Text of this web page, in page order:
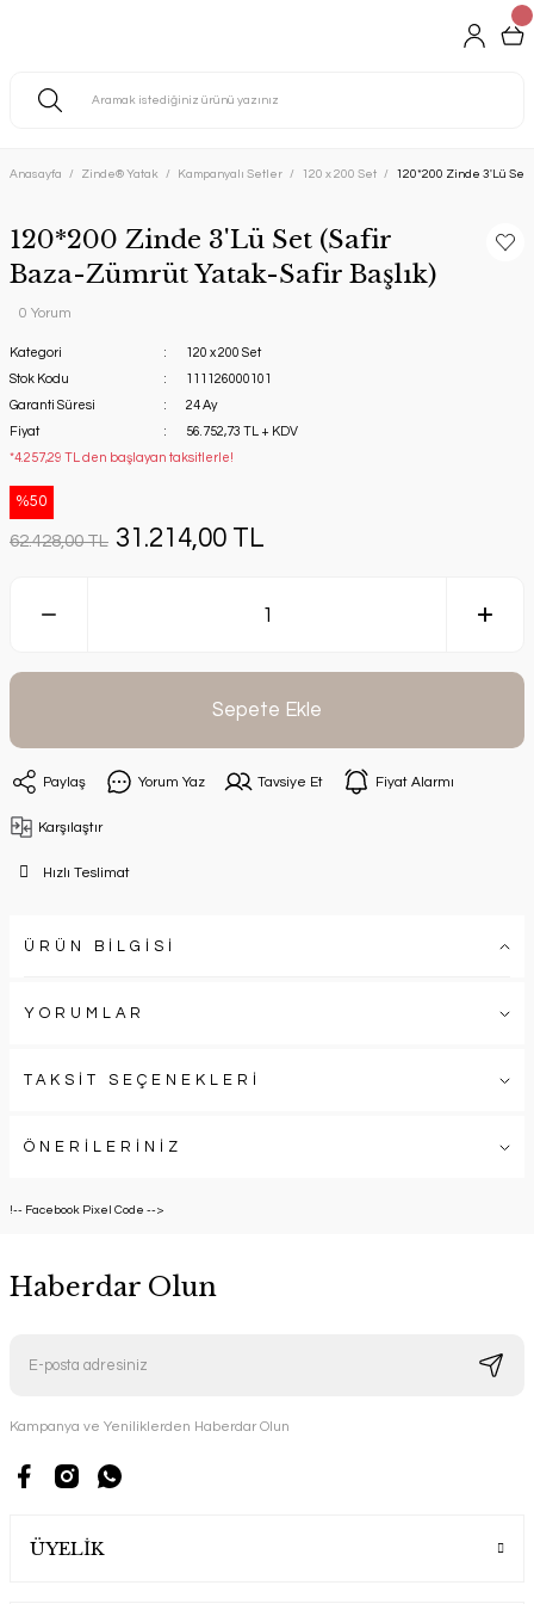
Anasayfa Zinde® Yatak Kampanyalı Setler 120 x 200 Set 120*200 Zinde 3'Lü Set
120*200 Zinde 3'Lü Set (Safir
Baza-Zümrüt Yatak-Safir Başlık)
0 Yorum
Kategori
120 x 200 Set
Stok Kodu
111126000101
Garanti Süresi
24 Ay
Fiyat
56.752,73 TL + KDV
*4.257,29 TL den başlayan taksitlerle!
%50
62.428,00 TL 31.214,00 TL
Sepete Ekle
Paylaş Yorum Yaz Tavsiye Et Fiyat Alarmı
Karşılaştır
Hızlı Teslimat
ÜRÜN BİLGİSİ
YORUMLAR
TAKSİT SEÇENEKLERİ
ÖNERİLERİNİZ
!-- Facebook Pixel Code -->
Haberdar Olun
Kampanya ve Yeniliklerden Haberdar Olun
ÜYELİK